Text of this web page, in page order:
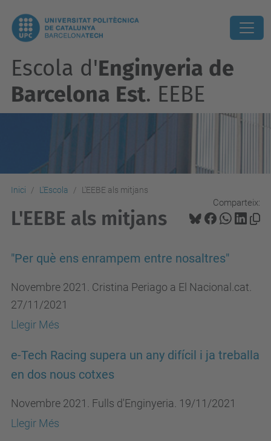
Escola d'Enginyeria de
Barcelona Est. EEBE
Inici L'Escola L'EEBE als mitjans
Comparteix:
L'EEBE als mitjans
"Per què ens enrampem entre nosaltres"
Novembre 2021. Cristina Periago a El Nacional.cat.
27/11/2021
Llegir Més
e-Tech Racing supera un any difícil i ja treballa
en dos nous cotxes
Novembre 2021. Fulls d'Enginyeria. 19/11/2021
Llegir Més